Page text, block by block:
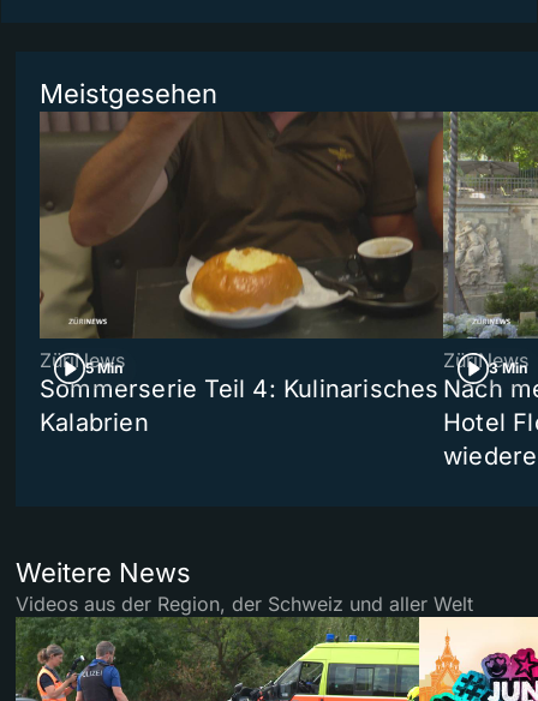
Meistgesehen
5 Min
ZüriNews
Sommerserie Teil 4: Kulinarisches
Kalabrien
3 Min
ZüriNews
Nach
Hotel
Weitere News
Videos aus der Region, der Schweiz und aller Welt